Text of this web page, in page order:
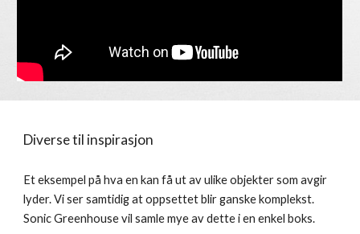
Diverse til inspirasjon
Et eksempel på hva en kan få ut av ulike objekter som avgir
lyder. Vi ser samtidig at oppsettet blir ganske komplekst.
Sonic Greenhouse vil samle mye av dette i en enkel boks.